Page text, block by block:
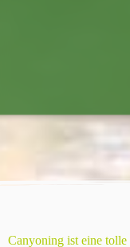
Canyoning ist eine